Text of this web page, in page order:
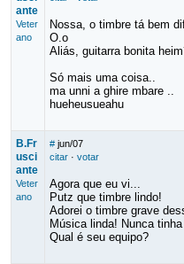
ante
Veter
ano
Nossa, o timbre tá bem
O.o
Aliás, guitarra bonita
Só mais uma coisa..
ma unni a ghire mbare ..
hueheusueahu
B.Fr
usci
ante
Veter
ano
# jun/07
citar· votar
Agora que eu vi...
Putz que timbre lindo!
Adorei o timbre grave
Música linda! Nunca
Qual é seu equipo?